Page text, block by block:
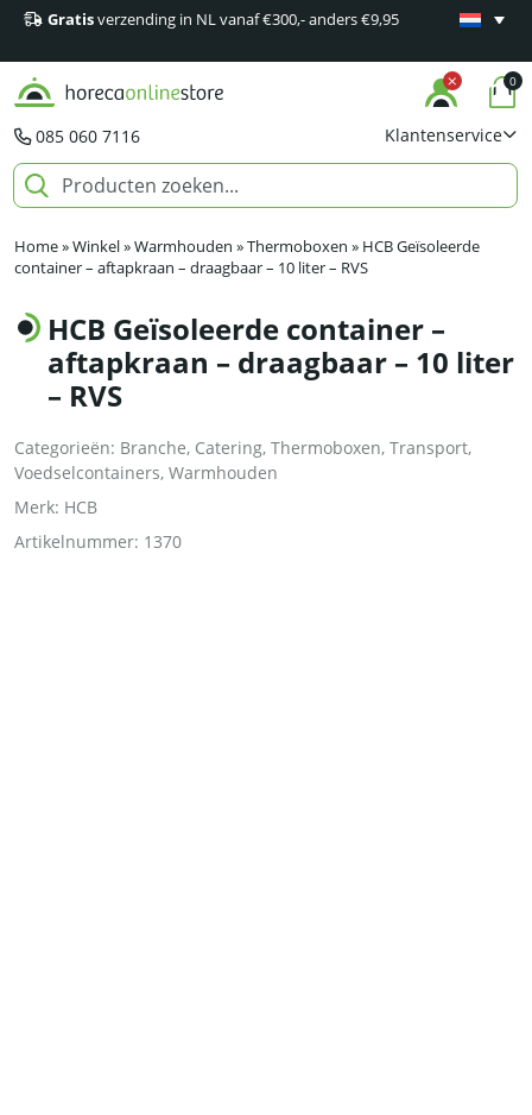
Gratisverzending in NL vanaf €300,- anders €9,95
Minimaal
085 060 7116 Klantenservice
0
Home»Winkel»Warmhouden »Thermoboxen » HCB Geïsoleerde
container – aftapkraan – draagbaar – 10 liter – RVS
HCB Geïsoleerde container –
aftapkraan – draagbaar – 10 liter
– RVS
Categorieën: Branche, Catering, Thermoboxen, Transport,
Voedselcontainers, Warmhouden
Merk: HCB
Artikelnummer: 1370